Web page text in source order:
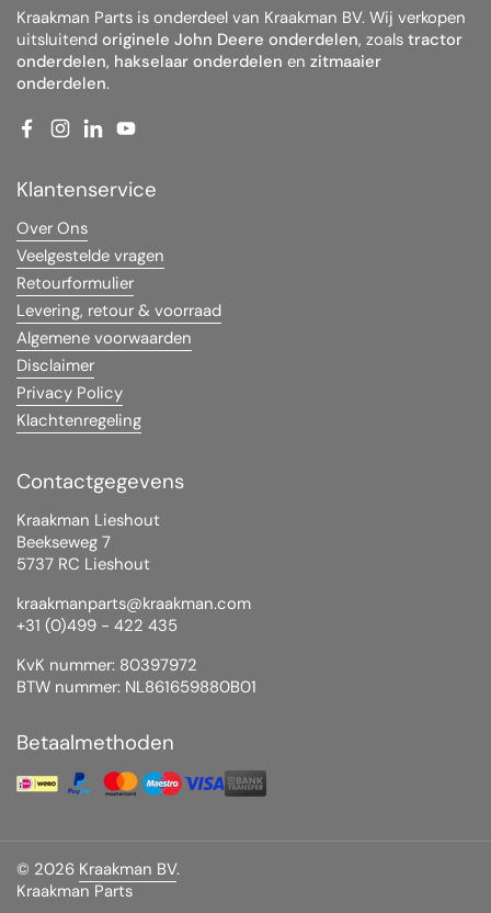
Kraakman Parts is onderdeel van Kraakman BV. Wij verkopen
uitsluitend originele John Deere onderdelen, zoals tractor
onderdelen, hakselaar onderdelen en zitmaaier
onderdelen.
Facebook
Instagram
LinkedInYouTube
Klantenservice
Over Ons
Veelgestelde vragen
Retourformulier
Levering, retour & voorraad
Algemene voorwaarden
Disclaimer
Privacy Policy
Klachtenregeling
Contactgegevens
Kraakman Lieshout
Beekseweg 7
5737 RC Lieshout
kraakmanparts@kraakman.com
+31 (0)499 - 422 435
KvK nummer: 80397972
BTW nummer: NL861659880B01
Betaalmethoden
© 2026 Kraakman BV.
Kraakman Parts